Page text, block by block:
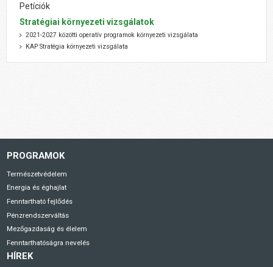
Petíciók
Stratégiai környezeti vizsgálatok
2021-2027 közötti operatív programok környezeti vizsgálata
KAP Stratégia környezeti vizsgálata
PROGRAMOK
Természetvédelem
Energia és éghajlat
Fenntartható fejlődés
Pénzrendszerváltás
Mezőgazdaság és élelem
Fenntarthatóságra nevelés
HÍREK